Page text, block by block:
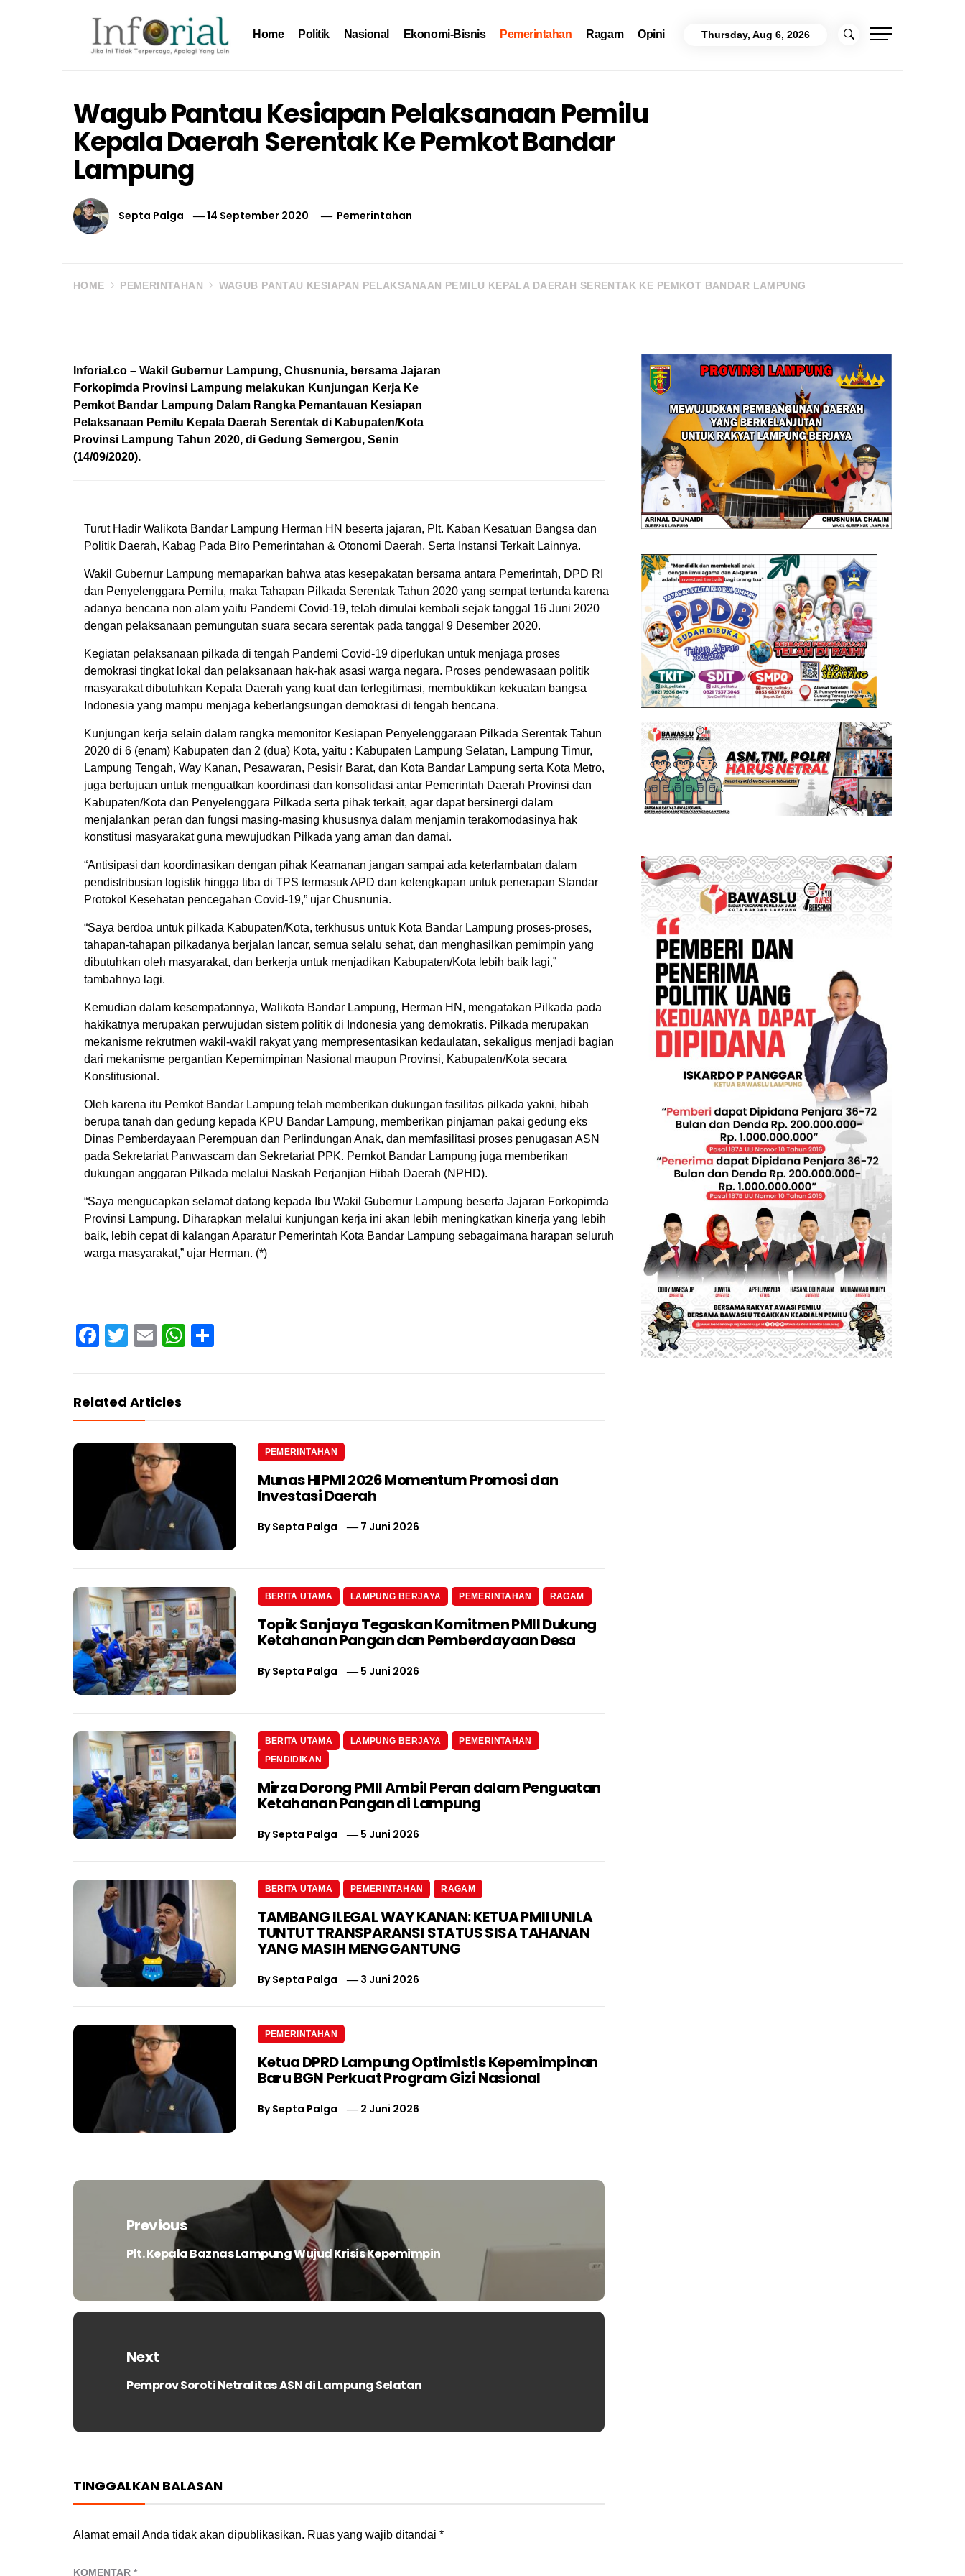
content
Home Politik Nasional Ekonomi-Bisnis Pemerintahan Ragam Opini Thursday, Aug 6, 2026
Wagub Pantau Kesiapan Pelaksanaan Pemilu
Kepala Daerah Serentak Ke Pemkot Bandar
Lampung
Septa Palga 14 September 2020 Pemerintahan
HOME PEMERINTAHAN WAGUB PANTAU KESIAPAN PELAKSANAAN PEMILU KEPALA DAERAH SERENTAK KE PEMKOT BANDAR LAMPUNG
Inforial.co – Wakil Gubernur Lampung, Chusnunia, bersama Jajaran
Forkopimda Provinsi Lampung melakukan Kunjungan Kerja Ke
Pemkot Bandar Lampung Dalam Rangka Pemantauan Kesiapan
Pelaksanaan Pemilu Kepala Daerah Serentak di Kabupaten/Kota
Provinsi Lampung Tahun 2020, di Gedung Semergou, Senin
(14/09/2020).
Turut Hadir Walikota Bandar Lampung Herman HN beserta jajaran, Plt. Kaban Kesatuan Bangsa dan
Politik Daerah, Kabag Pada Biro Pemerintahan & Otonomi Daerah, Serta Instansi Terkait Lainnya.
Wakil Gubernur Lampung memaparkan bahwa atas kesepakatan bersama antara Pemerintah, DPD RI
dan Penyelenggara Pemilu, maka Tahapan Pilkada Serentak Tahun 2020 yang sempat tertunda karena
adanya bencana non alam yaitu Pandemi Covid-19, telah dimulai kembali sejak tanggal 16 Juni 2020
dengan pelaksanaan pemungutan suara secara serentak pada tanggal 9 Desember 2020.
Kegiatan pelaksanaan pilkada di tengah Pandemi Covid-19 diperlukan untuk menjaga proses
demokrasi tingkat lokal dan pelaksanaan hak-hak asasi warga negara. Proses pendewasaan politik
masyarakat dibutuhkan Kepala Daerah yang kuat dan terlegitimasi, membuktikan kekuatan bangsa
Indonesia yang mampu menjaga keberlangsungan demokrasi di tengah bencana.
Kunjungan kerja selain dalam rangka memonitor Kesiapan Penyelenggaraan Pilkada Serentak Tahun
2020 di 6 (enam) Kabupaten dan 2 (dua) Kota, yaitu : Kabupaten Lampung Selatan, Lampung Timur,
Lampung Tengah, Way Kanan, Pesawaran, Pesisir Barat, dan Kota Bandar Lampung serta Kota Metro,
juga bertujuan untuk menguatkan koordinasi dan konsolidasi antar Pemerintah Daerah Provinsi dan
Kabupaten/Kota dan Penyelenggara Pilkada serta pihak terkait, agar dapat bersinergi dalam
menjalankan peran dan fungsi masing-masing khususnya dalam menjamin terakomodasinya hak
konstitusi masyarakat guna mewujudkan Pilkada yang aman dan damai.
“Antisipasi dan koordinasikan dengan pihak Keamanan jangan sampai ada keterlambatan dalam
pendistribusian logistik hingga tiba di TPS termasuk APD dan kelengkapan untuk penerapan Standar
Protokol Kesehatan pencegahan Covid-19,” ujar Chusnunia.
“Saya berdoa untuk pilkada Kabupaten/Kota, terkhusus untuk Kota Bandar Lampung proses-proses,
tahapan-tahapan pilkadanya berjalan lancar, semua selalu sehat, dan menghasilkan pemimpin yang
dibutuhkan oleh masyarakat, dan berkerja untuk menjadikan Kabupaten/Kota lebih baik lagi,”
tambahnya lagi.
Kemudian dalam kesempatannya, Walikota Bandar Lampung, Herman HN, mengatakan Pilkada pada
hakikatnya merupakan perwujudan sistem politik di Indonesia yang demokratis. Pilkada merupakan
mekanisme rekrutmen wakil-wakil rakyat yang mempresentasikan kedaulatan, sekaligus menjadi bagian
dari mekanisme pergantian Kepemimpinan Nasional maupun Provinsi, Kabupaten/Kota secara
Konstitusional.
Oleh karena itu Pemkot Bandar Lampung telah memberikan dukungan fasilitas pilkada yakni, hibah
berupa tanah dan gedung kepada KPU Bandar Lampung, memberikan pinjaman pakai gedung eks
Dinas Pemberdayaan Perempuan dan Perlindungan Anak, dan memfasilitasi proses penugasan ASN
pada Sekretariat Panwascam dan Sekretariat PPK. Pemkot Bandar Lampung juga memberikan
dukungan anggaran Pilkada melalui Naskah Perjanjian Hibah Daerah (NPHD).
“Saya mengucapkan selamat datang kepada Ibu Wakil Gubernur Lampung beserta Jajaran Forkopimda
Provinsi Lampung. Diharapkan melalui kunjungan kerja ini akan lebih meningkatkan kinerja yang lebih
baik, lebih cepat di kalangan Aparatur Pemerintah Kota Bandar Lampung sebagaimana harapan seluruh
warga masyarakat,” ujar Herman. (*)
Facebook
TwitterEmailWhatsApp
Related Articles
PEMERINTAHAN
Munas HIPMI 2026 Momentum Promosi dan
Investasi Daerah
BySepta Palga 7 Juni 2026
BERITA UTAMA LAMPUNG BERJAYA PEMERINTAHAN RAGAM
Topik Sanjaya Tegaskan Komitmen PMII Dukung
Ketahanan Pangan dan Pemberdayaan Desa
BySepta Palga 5 Juni 2026
BERITA UTAMA LAMPUNG BERJAYA
PEMERINTAHAN
PENDIDIKAN
Mirza Dorong PMII Ambil Peran dalam Penguatan
Ketahanan Pangan di Lampung
BySepta Palga 5 Juni 2026
BERITA UTAMA PEMERINTAHAN RAGAM
TAMBANG ILEGAL WAY KANAN: KETUA PMII UNILA
TUNTUT TRANSPARANSI STATUS SISA TAHANAN
YANG MASIH MENGGANTUNG
BySepta Palga 3 Juni 2026
PEMERINTAHAN
Ketua DPRD Lampung Optimistis Kepemimpinan
Baru BGN Perkuat Program Gizi Nasional
BySepta Palga 2 Juni 2026
Navigasi
Previous
Previous
Plt. Kepala Baznas Lampung Wujud Krisis Kepemimpin
Next
Next
Pemprov Soroti Netralitas ASN di Lampung Selatan
TINGGALKAN BALASAN
Alamat email Anda tidak akan dipublikasikan. Ruas yang wajib ditandai *
KOMENTAR *